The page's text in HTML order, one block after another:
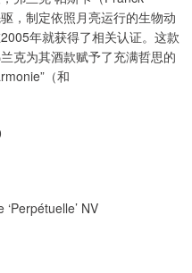
，制定依照月亮运行的生物动
年就获得了相关认证。这款
克为其酒款赋予了充满哲思的
（和
NV